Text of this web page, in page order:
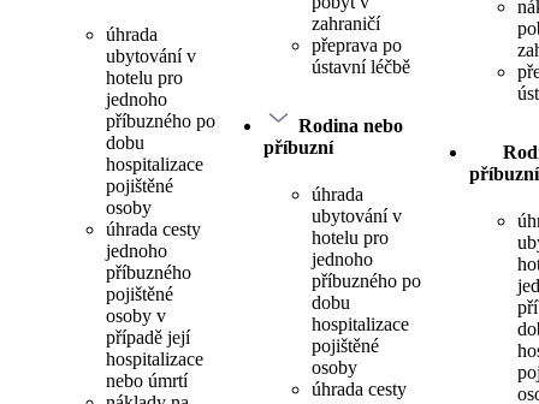
úhrada
ubytování v
hotelu pro
jednoho
příbuzného po
dobu
hospitalizace
pojištěné
osoby
úhrada cesty
jednoho
příbuzného
pojištěné
osoby v
případě její
hospitalizace
nebo úmrtí
zahraničí
přeprava po
ústavní léčbě
Rodina nebo
příbuzní
úhrada
ubytování v
hotelu pro
jednoho
příbuzného po
dobu
hospitalizace
pojištěné
osoby
úhrada cesty
příbuzní